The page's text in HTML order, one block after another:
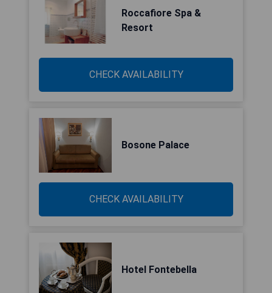
Roccafiore Spa &
Resort
CHECK AVAILABILITY
Bosone Palace
CHECK AVAILABILITY
Hotel Fontebella